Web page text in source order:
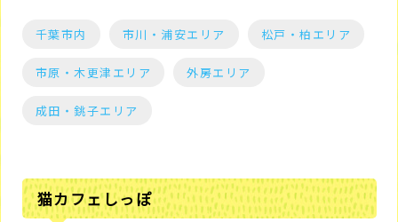
千葉市内 市川・浦安エリア 松戸・柏エリア
市原・木更津エリア 外房エリア
成田・銚子エリア
猫カフェしっぽ